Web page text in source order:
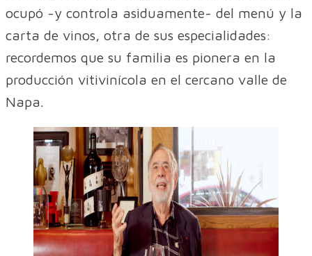
ocupó -y controla asiduamente- del menú y la
carta de vinos, otra de sus especialidades:
recordemos que su familia es pionera en la
producción vitivinícola en el cercano valle de
Napa.